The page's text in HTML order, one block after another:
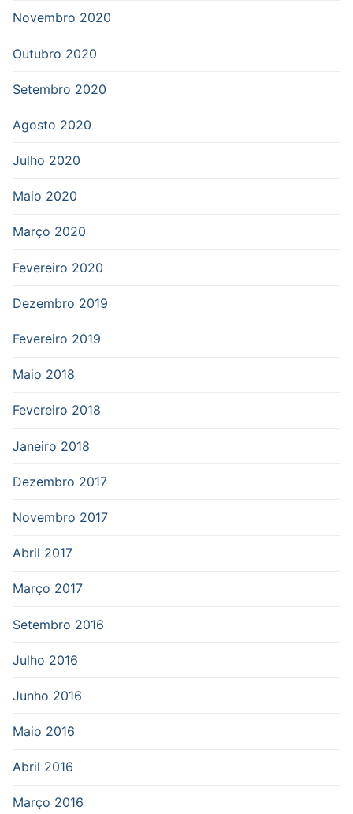
Novembro 2020
Outubro 2020
Setembro 2020
Agosto 2020
Julho 2020
Maio 2020
Março 2020
Fevereiro 2020
Dezembro 2019
Fevereiro 2019
Maio 2018
Fevereiro 2018
Janeiro 2018
Dezembro 2017
Novembro 2017
Abril 2017
Março 2017
Setembro 2016
Julho 2016
Junho 2016
Maio 2016
Abril 2016
Março 2016